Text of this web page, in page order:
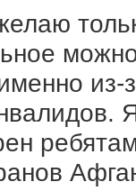
из-